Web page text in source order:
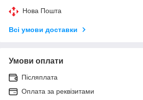
Нова Пошта
Всі умови доставки
Умови оплати
Післяплата
Оплата за реквізитами